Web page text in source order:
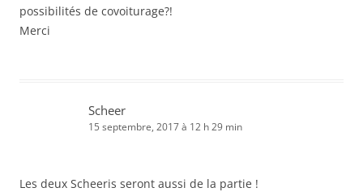
possibilités de covoiturage?!
Merci
Scheer
15 septembre, 2017 à 12 h 29 min
Les deux Scheeris seront aussi de la partie !